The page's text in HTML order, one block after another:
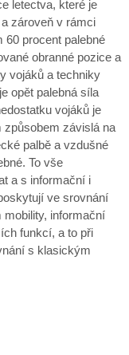
letectva, které je
zároveň v rámci
60 procent palebné
obranné pozice a
vojáků a techniky
opět palebná síla
vojáků je
způsobem závislá na
palbě a vzdušné
To vše
a s informační i
ve srovnání
informační
funkcí, a to při
s klasickým